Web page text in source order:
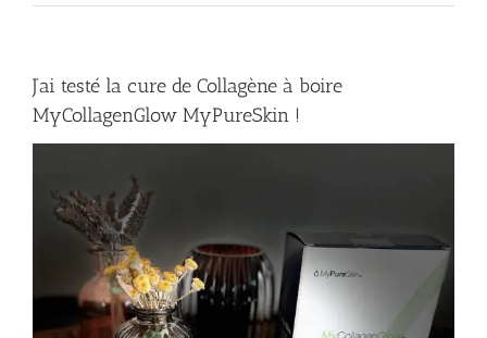
J’ai testé la cure de Collagène à boire
MyCollagenGlow MyPureSkin !